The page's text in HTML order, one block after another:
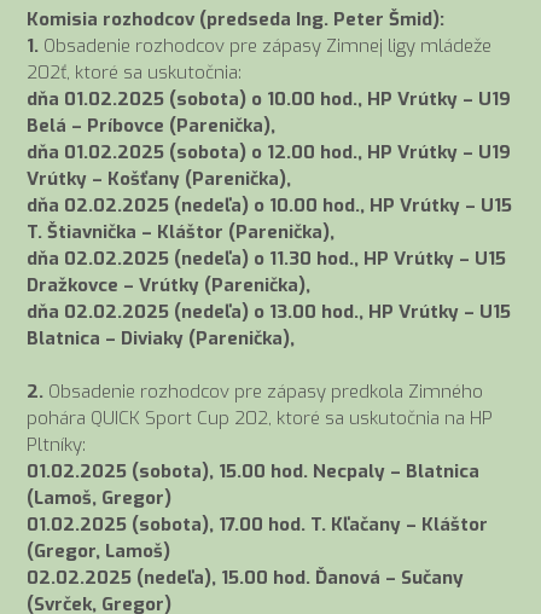
Komisia rozhodcov (predseda Ing. Peter Šmid):
1. Obsadenie rozhodcov pre zápasy Zimnej ligy mládeže
202ť, ktoré sa uskutočnia:
dňa 01.02.2025 (sobota) o 10.00 hod., HP Vrútky – U19
Belá – Príbovce (Parenička),
dňa 01.02.2025 (sobota) o 12.00 hod., HP Vrútky – U19
Vrútky – Košťany (Parenička),
dňa 02.02.2025 (nedeľa) o 10.00 hod., HP Vrútky – U15
T. Štiavnička – Kláštor (Parenička),
dňa 02.02.2025 (nedeľa) o 11.30 hod., HP Vrútky – U15
Dražkovce – Vrútky (Parenička),
dňa 02.02.2025 (nedeľa) o 13.00 hod., HP Vrútky – U15
Blatnica – Diviaky (Parenička),
2. Obsadenie rozhodcov pre zápasy predkola Zimného
pohára QUICK Sport Cup 202, ktoré sa uskutočnia na HP
Pltníky:
01.02.2025 (sobota), 15.00 hod. Necpaly – Blatnica
(Lamoš, Gregor)
01.02.2025 (sobota), 17.00 hod. T. Kľačany – Kláštor
(Gregor, Lamoš)
02.02.2025 (nedeľa), 15.00 hod. Ďanová – Sučany
(Svrček, Gregor)